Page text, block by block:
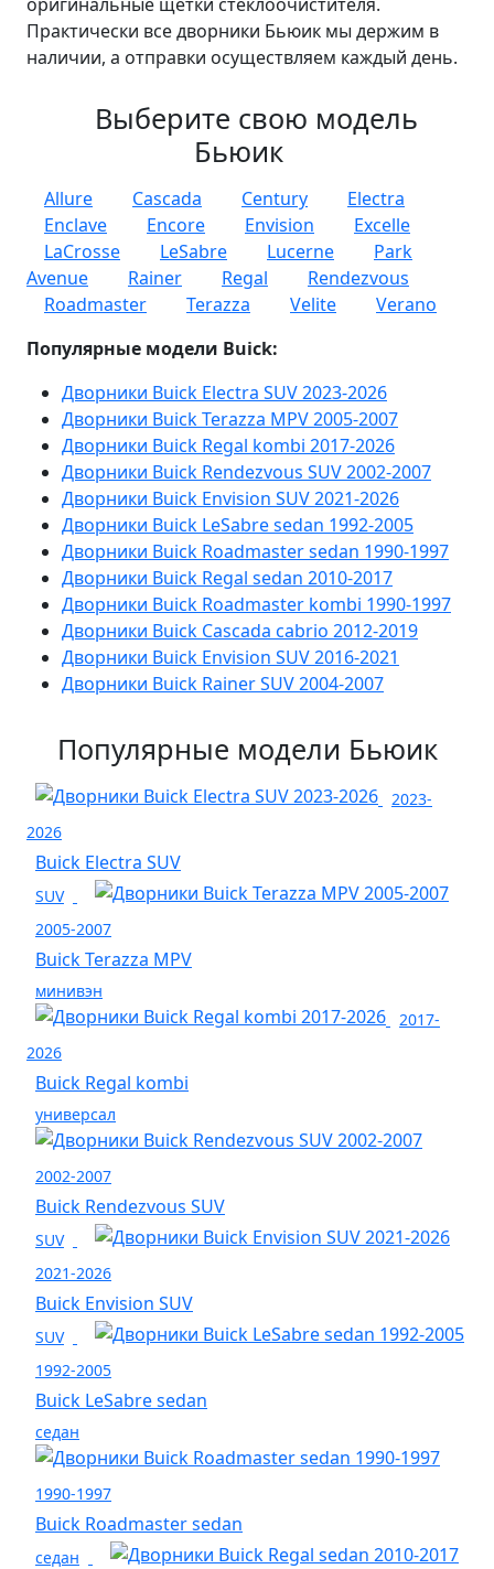
Практически все дворники Бьюик мы держим в
наличии, а отправки осуществляем каждый день.
Выберите свою модель
Бьюик
Allure Cascada Century
Electra
Enclave
Encore Envision
Excelle
LaCrosse
LeSabre Lucerne
Park
Avenue
Rainer Regal
Rendezvous
Roadmaster
Terazza Velite
Verano
Популярные модели Buick:
Дворники Buick Electra SUV 2023-2026
Дворники Buick Terazza MPV 2005-2007
Дворники Buick Regal kombi 2017-2026
Дворники Buick Rendezvous SUV 2002-2007
Дворники Buick Envision SUV 2021-2026
Дворники Buick LeSabre sedan 1992-2005
Дворники Buick Roadmaster sedan 1990-1997
Дворники Buick Regal sedan 2010-2017
Дворники Buick Roadmaster kombi 1990-1997
Дворники Buick Cascada cabrio 2012-2019
Дворники Buick Envision SUV 2016-2021
Дворники Buick Rainer SUV 2004-2007
Популярные модели Бьюик
2023-
2026
Buick Electra SUV
SUV
2005-2007
Buick Terazza MPV
минивэн
2017-
2026
Buick Regal kombi
универсал
2002-2007
Buick Rendezvous SUV
SUV
2021-2026
Buick Envision SUV
SUV
1992-2005
Buick LeSabre sedan
седан
1990-1997
Buick Roadmaster sedan
седан